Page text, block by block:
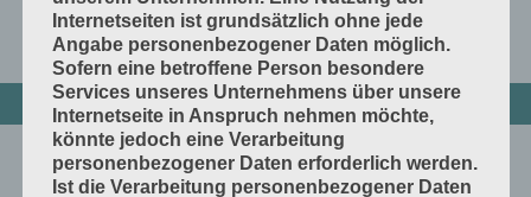
Internetseiten ist grundsätzlich ohne jede
Angabe personenbezogener Daten möglich.
Sofern eine betroffene Person besondere
Services unseres Unternehmens über unsere
Internetseite in Anspruch nehmen möchte,
könnte jedoch eine Verarbeitung
personenbezogener Daten erforderlich werden.
Ist die Verarbeitung personenbezogener Daten